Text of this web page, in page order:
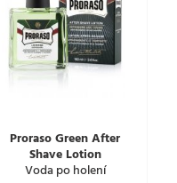
Proraso Green After
Shave Lotion
Voda po holení